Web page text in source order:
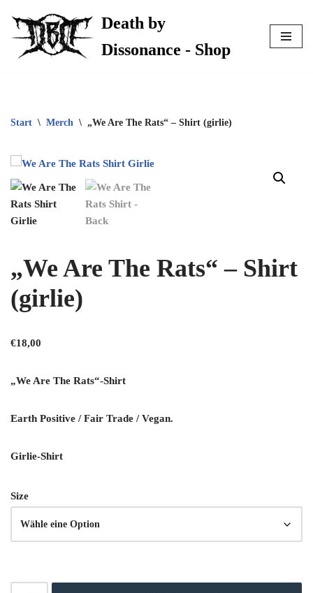
Zum
Inhalt
Death by
Dissonance - Shop
Start \ Merch \ „We Are The Rats“ – Shirt (girlie)
„We Are The Rats“ – Shirt
(girlie)
€18,00
„We Are The Rats“-Shirt
Earth Positive / Fair Trade / Vegan.
Girlie-Shirt
Size